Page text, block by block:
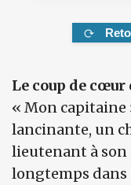
Le coup de cœur
« Mon
lancinante, un
lieutenant à son
longtemps